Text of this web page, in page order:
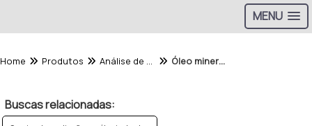
MENU
Home Produtos Análise de Óleo - Categoria Óleo mineral isolante para transformador preço
Buscas relacionadas: